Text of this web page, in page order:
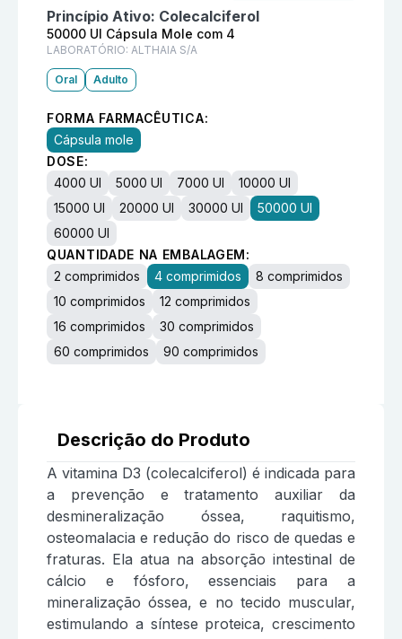
Princípio Ativo: Colecalciferol
50000 UI Cápsula Mole com 4
LABORATÓRIO: ALTHAIA S/A
Oral Adulto
FORMA FARMACÊUTICA:
Cápsula mole
DOSE:
4000 UI
5000 UI 7000 UI
10000 UI
15000 UI
20000 UI 30000 UI
50000 UI
60000 UI
QUANTIDADE NA EMBALAGEM:
2 comprimidos
4 comprimidos
8 comprimidos
10 comprimidos
12 comprimidos
16 comprimidos
30 comprimidos
60 comprimidos
90 comprimidos
Descrição do Produto
A vitamina D3 (colecalciferol) é indicada para
a prevenção e tratamento auxiliar da
desmineralização óssea, raquitismo,
osteomalacia e redução do risco de quedas e
fraturas. Ela atua na absorção intestinal de
cálcio e fósforo, essenciais para a
mineralização óssea, e no tecido muscular,
estimulando a síntese proteica, crescimento